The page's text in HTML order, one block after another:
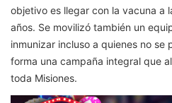
objetivo es llegar con la vacuna a
años. Se movilizó también un
inmunizar incluso a quienes no se
forma una campaña integral que
toda Misiones.